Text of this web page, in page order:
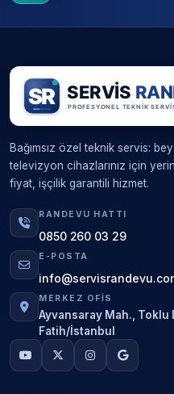
Bağımsız özel teknik servis:
televizyon cihazlarınız için
fiyat, işçilik garantili hizmet.
RANDEVU HATTI
0850 260 03 29
E-POSTA
MERKEZ OFIS
Ayvansaray Mah., Toklu
Fatih/İstanbul